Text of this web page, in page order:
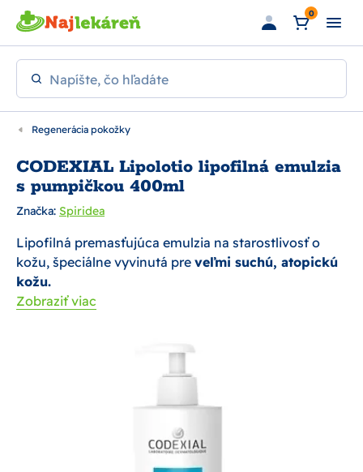
Preskočiť na hlavný obsah 0
Napíšte, čo hľadáte
Regenerácia pokožky
CODEXIAL Lipolotio lipofilná emulzia
s pumpičkou 400ml
Značka: Spiridea
Lipofilná premasťujúca emulzia na starostlivosť o
kožu, špeciálne vyvinutá pre veľmi suchú, atopickú
kožu.
Zobraziť viac